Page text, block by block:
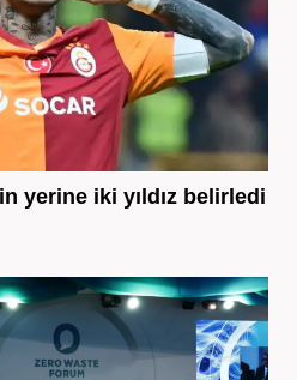
yerine iki yıldız belirledi